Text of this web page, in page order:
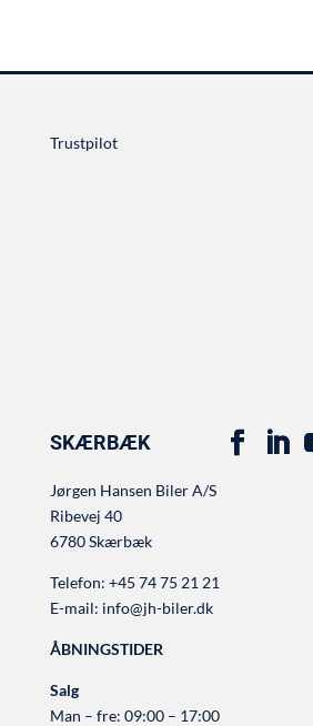
SKÆRBÆK
Jørgen Hansen Biler A/S
Ribevej 40
6780 Skærbæk
Telefon: +45 74 75 21 21
E-mail: info@jh-biler.dk
ÅBNINGSTIDER
Salg
Man – fre: 09:00 – 17:00
Trustpilot